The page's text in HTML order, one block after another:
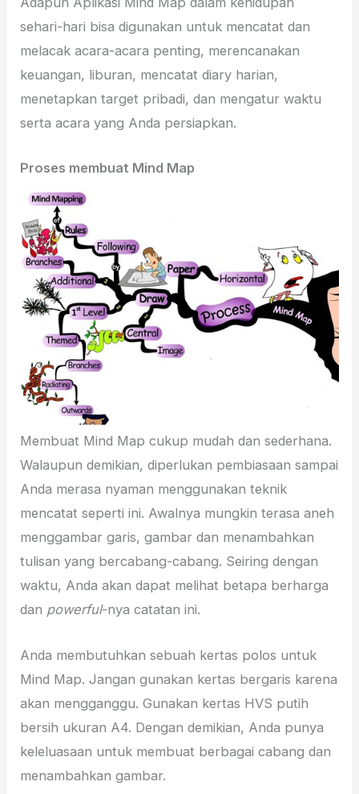
sehari-hari bisa digunakan untuk mencatat dan
melacak acara-acara penting, merencanakan
keuangan, liburan, mencatat diary harian,
menetapkan target pribadi, dan mengatur waktu
serta acara yang Anda persiapkan.
Proses membuat Mind Map
Membuat Mind Map cukup mudah dan sederhana.
Walaupun demikian, diperlukan pembiasaan sampai
Anda merasa nyaman menggunakan teknik
mencatat seperti ini. Awalnya mungkin terasa aneh
menggambar garis, gambar dan menambahkan
tulisan yang bercabang-cabang. Seiring dengan
waktu, Anda akan dapat melihat betapa berharga
dan powerful-nya catatan ini.
Anda membutuhkan sebuah kertas polos untuk
Mind Map. Jangan gunakan kertas bergaris karena
akan mengganggu. Gunakan kertas HVS putih
bersih ukuran A4. Dengan demikian, Anda punya
keleluasaan untuk membuat berbagai cabang dan
menambahkan gambar.